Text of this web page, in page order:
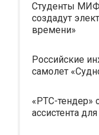
Студенты
создадут
времени»
Российские
самолет
«РТС-тендер»
ассистента